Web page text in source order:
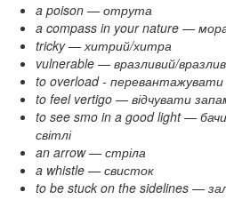
a poison — отрута
a compass in your nature —
tricky — хитрий/хитра
vulnerable — вразливий/
to overload - перевантажувати
to feel vertigo — відчувати
to see smo in a good light —
світлі
an arrow — стріла
a whistle — свисток
to be stuck on the sidelines —